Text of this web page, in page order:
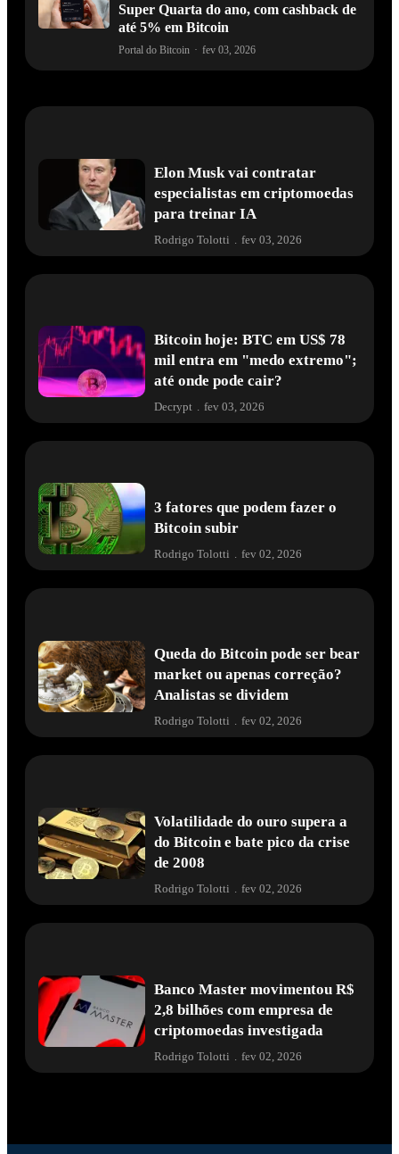
Super Quarta do ano, com cashback de
até 5% em Bitcoin
Portal do Bitcoin · fev 03, 2026
Elon Musk vai contratar
especialistas em criptomoedas
para treinar IA
Rodrigo Tolotti fev 03, 2026
Bitcoin hoje: BTC em US$ 78
mil entra em "medo extremo";
até onde pode cair?
Decrypt . fev 03, 2026
3 fatores que podem fazer o
Bitcoin subir
Rodrigo Tolotti fev 02, 2026
Queda do Bitcoin pode ser bear
market ou apenas correção?
Analistas se dividem
Rodrigo Tolotti . fev 02, 2026
Volatilidade do ouro supera a
do Bitcoin e bate pico da crise
de 2008
Rodrigo Tolotti . fev 02, 2026
Banco Master movimentou R$
2,8 bilhões com empresa de
criptomoedas investigada
Rodrigo Tolotti fev 02, 2026